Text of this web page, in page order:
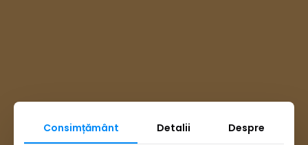
Consimțământ Detalii Despre